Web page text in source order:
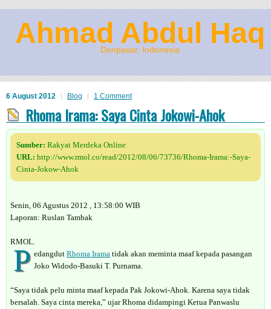
Ahmad Abdul Haq
Denpasar, Indonesia
6 August 2012 Blog 1 Comment
Rhoma Irama: Saya Cinta Jokowi-Ahok
Sumber: Rakyat Merdeka Online
URL: http://www.rmol.co/read/2012/08/06/73736/Rhoma-Irama:-Saya-
Cinta-Jokow-Ahok
Senin, 06 Agustus 2012 , 13:58:00 WIB
Laporan: Ruslan Tambak
RMOL.
P edangdut Rhoma Irama tidak akan meminta maaf kepada pasangan
Joko Widodo-Basuki T. Purnama.
“Saya tidak pelu minta maaf kepada Pak Jokowi-Ahok. Karena saya tidak
bersalah. Saya cinta mereka,” ujar Rhoma didampingi Ketua Panwaslu